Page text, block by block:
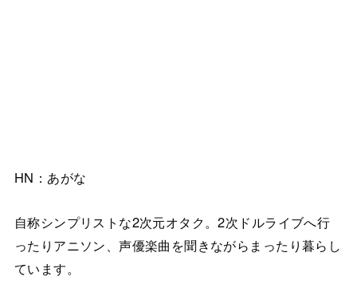
HN：あがな
自称シンプリストな2次元オタク。2次ドルライブへ行
ったりアニソン、声優楽曲を聞きながらまったり暮らし
ています。